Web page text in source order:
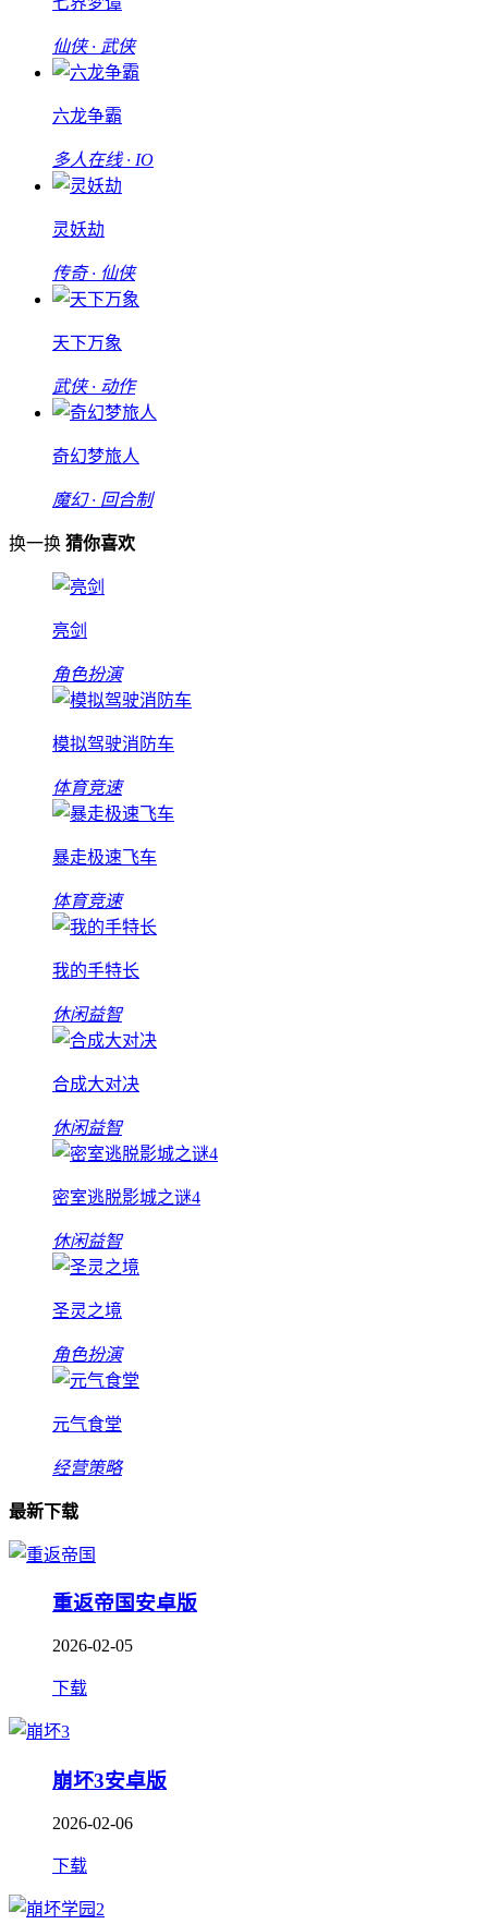
仙侠 · 武侠
六龙争霸
多人在线 · IO
灵妖劫
传奇 · 仙侠
天下万象
武侠 · 动作
奇幻梦旅人
魔幻 · 回合制
换一换 猜你喜欢
亮剑
角色扮演
模拟驾驶消防车
体育竞速
暴走极速飞车
体育竞速
我的手特长
休闲益智
合成大对决
休闲益智
密室逃脱影城之谜4
休闲益智
圣灵之境
角色扮演
元气食堂
经营策略
最新下载
重返帝国安卓版
2026-02-05
下载
崩坏3安卓版
2026-02-06
下载